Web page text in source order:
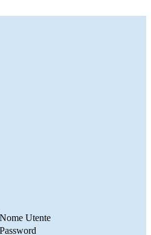
Nome Utente
Password